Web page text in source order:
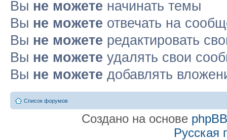
Вы не можете начинать темы
Вы не можете отвечать на
Вы не можете редактировать
Вы не можете удалять свои
Вы не можете добавлять
Список форумов
Создано на основе phpBB
Русская